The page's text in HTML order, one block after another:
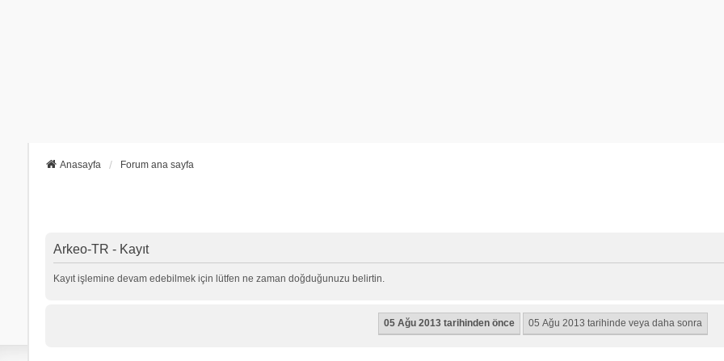
Anasayfa Forum ana sayfa
Arkeo-TR - Kayıt
Kayıt işlemine devam edebilmek için lütfen ne zaman doğduğunuzu belirtin.